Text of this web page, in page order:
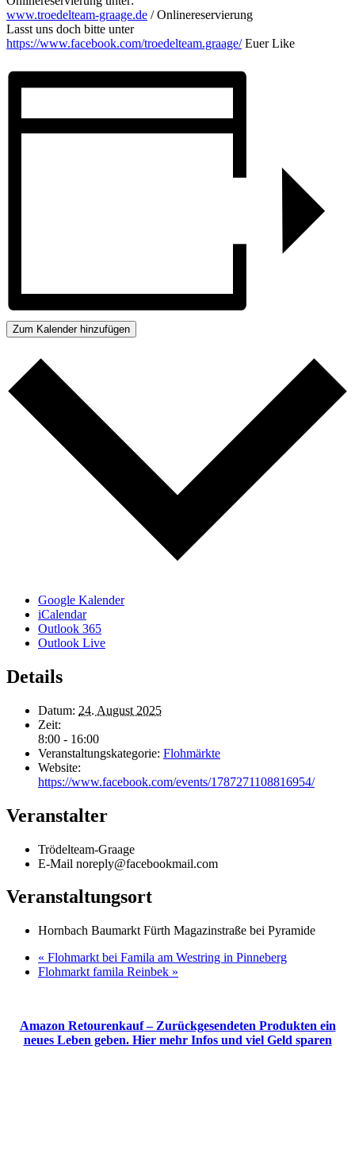
www.troedelteam-graage.de / Onlinereservierung
Lasst uns doch bitte unter
https://www.facebook.com/troedelteam.graage/Euer Like
Zum Kalender hinzufügen
Google Kalender
iCalendar
Outlook 365
Outlook Live
Details
Datum: 24. August 2025
Zeit:
8:00 - 16:00
Veranstaltungskategorie: Flohmärkte
Website:
https://www.facebook.com/events/1787271108816954/
Veranstalter
Trödelteam-Graage
E-Mail noreply@facebookmail.com
Veranstaltungsort
Hornbach Baumarkt Fürth Magazinstraße bei Pyramide
« Flohmarkt bei Famila am Westring in Pinneberg
Flohmarkt famila Reinbek »
Amazon Retourenkauf – Zurückgesendeten Produkten ein
neues Leben geben. Hier mehr Infos und viel Geld sparen